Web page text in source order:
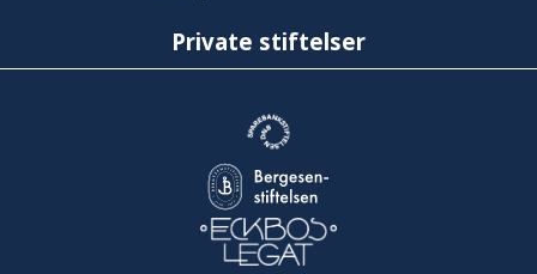
Private stiftelser